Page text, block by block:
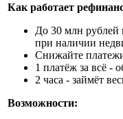
Как работает
До 30 млн рублей
при наличии
Снижайте
1 платёж за всё -
2 часа - займёт
Возможности: